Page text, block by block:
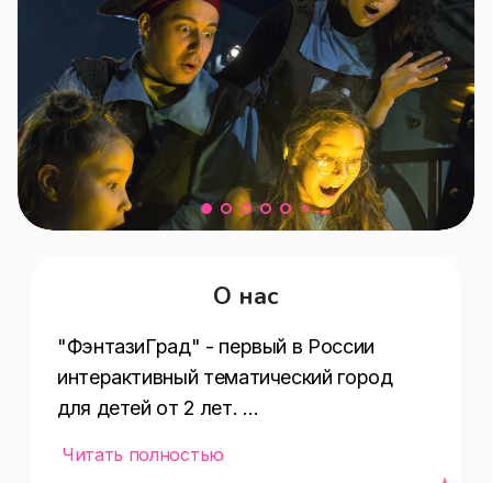
О нас
"ФэнтазиГрад" - первый в России
интерактивный тематический город
для детей от 2 лет.
Читать полностью